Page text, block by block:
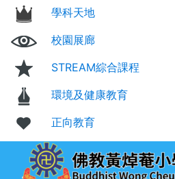
學科天地
校園展廊
STREAM綜合課程
環境及健康教育
正向教育